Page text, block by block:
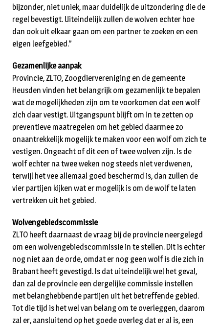
bijzonder, niet uniek, maar duidelijk de uitzondering die de
regel bevestigt. Uiteindelijk zullen de wolven echter hoe
dan ook uit elkaar gaan om een partner te zoeken en een
eigen leefgebied.”
Gezamenlijke aanpak
Provincie, ZLTO, Zoogdiervereniging en de gemeente
Heusden vinden het belangrijk om gezamenlijk te bepalen
wat de mogelijkheden zijn om te voorkomen dat een wolf
zich daar vestigt. Uitgangspunt blijft om in te zetten op
preventieve maatregelen om het gebied daarmee zo
onaantrekkelijk mogelijk te maken voor een wolf om zich te
vestigen. Ongeacht of dit een of twee wolven zijn. Is de
wolf echter na twee weken nog steeds niet verdwenen,
terwijl het vee allemaal goed beschermd is, dan zullen de
vier partijen kijken wat er mogelijk is om de wolf te laten
vertrekken uit het gebied.
Wolvengebiedscommissie
ZLTO heeft daarnaast de vraag bij de provincie neergelegd
om een wolvengebiedscommissie in te stellen. Dit is echter
nog niet aan de orde, omdat er nog geen wolf is die zich in
Brabant heeft gevestigd. Is dat uiteindelijk wel het geval,
dan zal de provincie een dergelijke commissie instellen
met belanghebbende partijen uit het betreffende gebied.
Tot die tijd is het wel van belang om te overleggen, daarom
zal er, aansluitend op het goede overleg dat er al is, een